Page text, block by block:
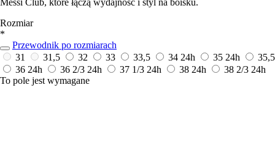
Rozmiar
*
Przewodnik po rozmiarach
31
31,5 32 33 33,5 34 24h 35 24h
35,5
36 24h 36 2/3 24h 37 1/3 24h 38 24h 38 2/3 24h
To pole jest wymagane